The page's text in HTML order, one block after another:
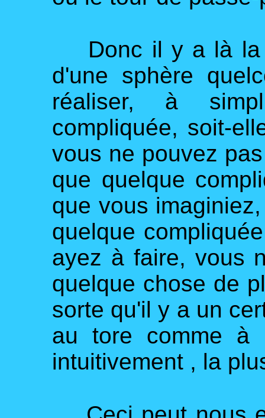
Donc il y a là la
d'une sphère
réaliser, à
compliquée, soit-
vous ne pouvez
que quelque
que vous
quelque
ayez à faire, vous
quelque chose de
sorte qu'il y a un
au tore comme à
intuitivement , la